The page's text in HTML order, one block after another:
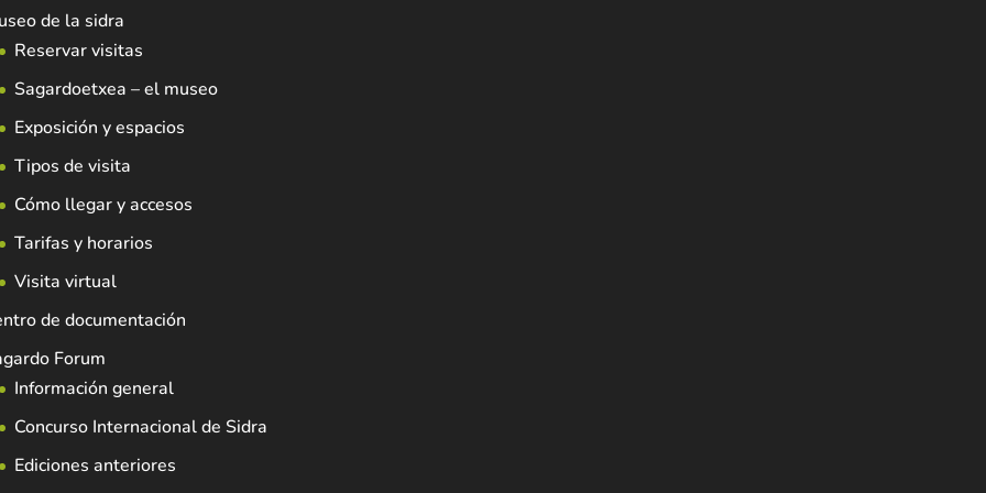
de la sidra
Reservar visitas
Sagardoetxea – el museo
Exposición y espacios
Tipos de visita
Cómo llegar y accesos
Tarifas y horarios
Visita virtual
de documentación
Forum
Información general
Concurso Internacional de Sidra
Ediciones anteriores